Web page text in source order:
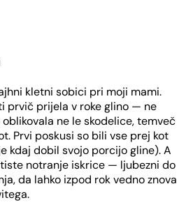
kletni sobici pri moji mami.
prvič prijela v roke glino — ne
ne le skodelice, temveč
Prvi poskusi so bili vse prej kot
kdaj dobil svojo porcijo gline). A
notranje iskrice — ljubezni do
da lahko izpod rok vedno znova